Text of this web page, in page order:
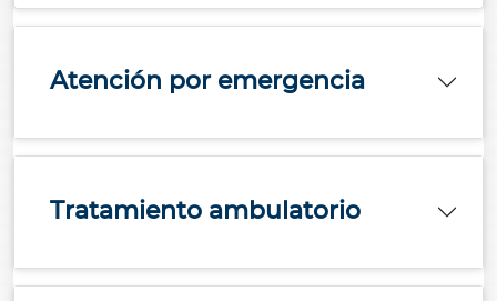
Atención por emergencia
Tratamiento ambulatorio